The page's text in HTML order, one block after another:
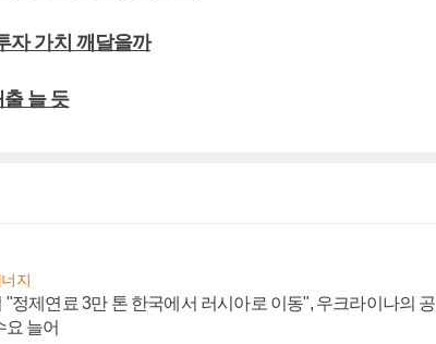
자 가치 깨달을까
늘 듯
지
"정제연료 3만 톤 한국에서 러시아로 이동", 우크라이나의 공
요 늘어